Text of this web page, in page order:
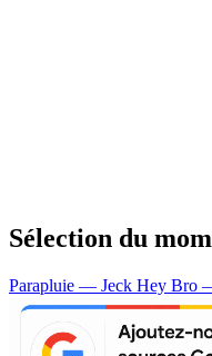
Sélection du
Parapluie — Jeck Hey Bro